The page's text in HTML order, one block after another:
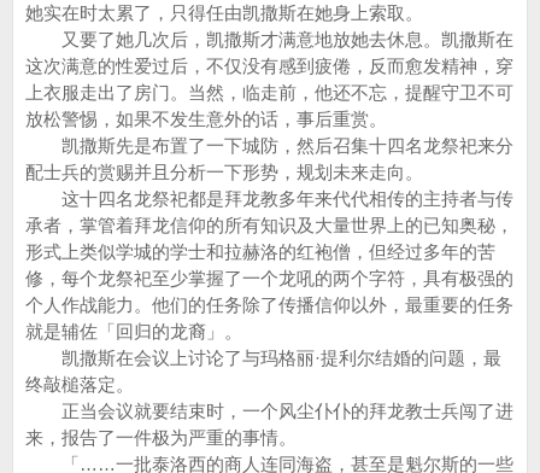
她实在时太累了，只得任由凯撒斯在她身上索取。
又要了她几次后，凯撒斯才满意地放她去休息。凯撒斯在
这次满意的性爱过后，不仅没有感到疲倦，反而愈发精神，穿
上衣服走出了房门。当然，临走前，他还不忘，提醒守卫不可
放松警惕，如果不发生意外的话，事后重赏。
凯撒斯先是布置了一下城防，然后召集十四名龙祭祀来分
配士兵的赏赐并且分析一下形势，规划未来走向。
这十四名龙祭祀都是拜龙教多年来代代相传的主持者与传
承者，掌管着拜龙信仰的所有知识及大量世界上的已知奥秘，
形式上类似学城的学士和拉赫洛的红袍僧，但经过多年的苦
修，每个龙祭祀至少掌握了一个龙吼的两个字符，具有极强的
个人作战能力。他们的任务除了传播信仰以外，最重要的任务
就是辅佐「回归的龙裔」。
凯撒斯在会议上讨论了与玛格丽·提利尔结婚的问题，最
终敲槌落定。
正当会议就要结束时，一个风尘仆仆的拜龙教士兵闯了进
来，报告了一件极为严重的事情。
「……一批泰洛西的商人连同海盗，甚至是魁尔斯的一些